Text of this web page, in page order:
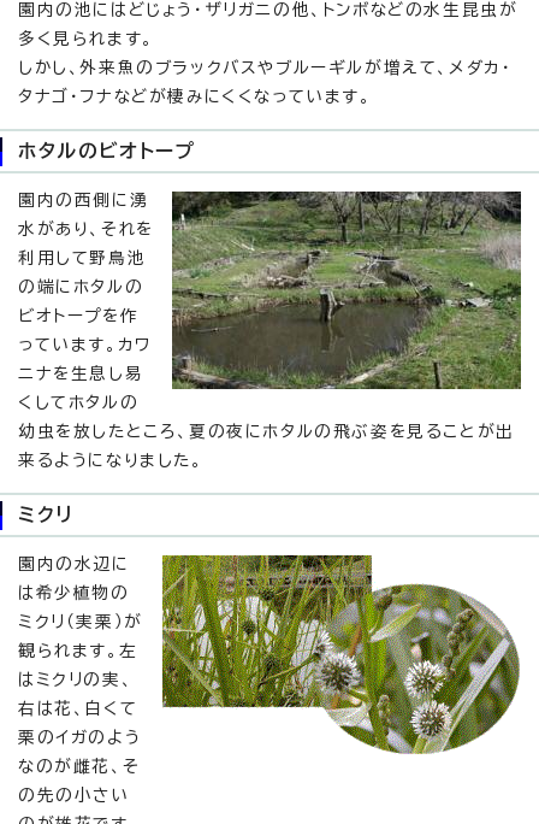
園内の池にはどじょう・ザリガニの他、トンボなどの水生昆虫が
多く見られます。
しかし、外来魚のブラックバスやブルーギルが増えて、メダカ・
タナゴ・フナなどが棲みにくくなっています。
ホタルのビオトープ
園内の西側に湧
水があり、それを
利用して野鳥池
の端にホタルの
ビオトープを作
っています。カワ
ニナを生息し易
くしてホタルの
幼虫を放したところ、夏の夜にホタルの飛ぶ姿を見ることが出
来るようになりました。
ミクリ
園内の水辺に
は希少植物の
ミクリ（実栗）が
観られます。左
はミクリの実、
右は花、白くて
栗のイガのよう
なのが雌花、そ
の先の小さい